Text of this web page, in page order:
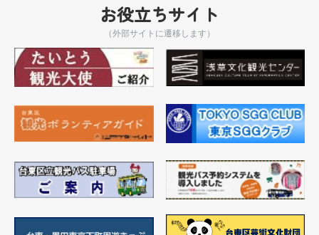
お役立ちサイト
（外部サイトに遷移します）